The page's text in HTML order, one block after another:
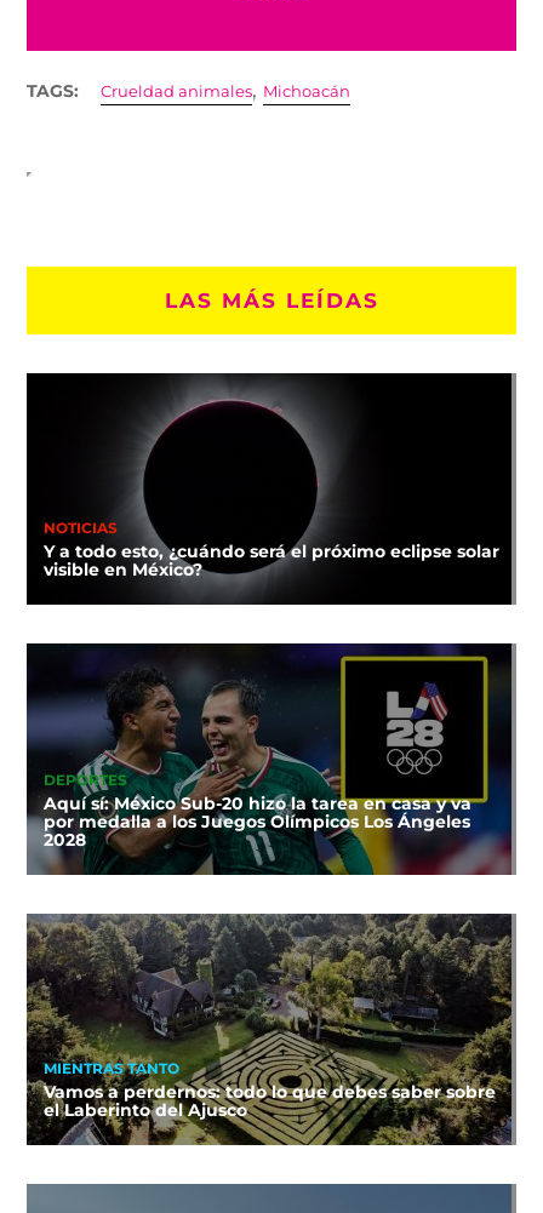
TAGS: Crueldad animales, Michoacán
LAS MÁS LEÍDAS
NOTICIAS
Y a todo esto, ¿cuándo será el próximo eclipse solar
visible en México?
DEPORTES
Aquí sí: México Sub-20 hizo la tarea en casa y va
por medalla a los Juegos Olímpicos Los Ángeles
2028
MIENTRAS TANTO
Vamos a perdernos: todo lo que debes saber sobre
el Laberinto del Ajusco